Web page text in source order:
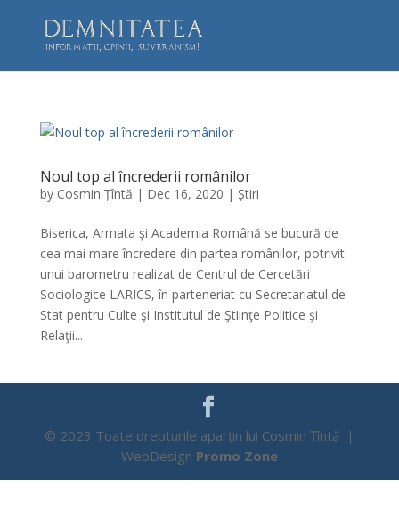
Noul top al încrederii românilor
by Cosmin Țîntă | Dec 16, 2020 | Știri
Biserica, Armata şi Academia Română se bucură de
cea mai mare încredere din partea românilor, potrivit
unui barometru realizat de Centrul de Cercetări
Sociologice LARICS, în parteneriat cu Secretariatul de
Stat pentru Culte şi Institutul de Ştiinţe Politice şi
Relaţii...
© 2023 Toate drepturile aparțin lui Cosmin Țîntă |
WebDesign Promo Zone